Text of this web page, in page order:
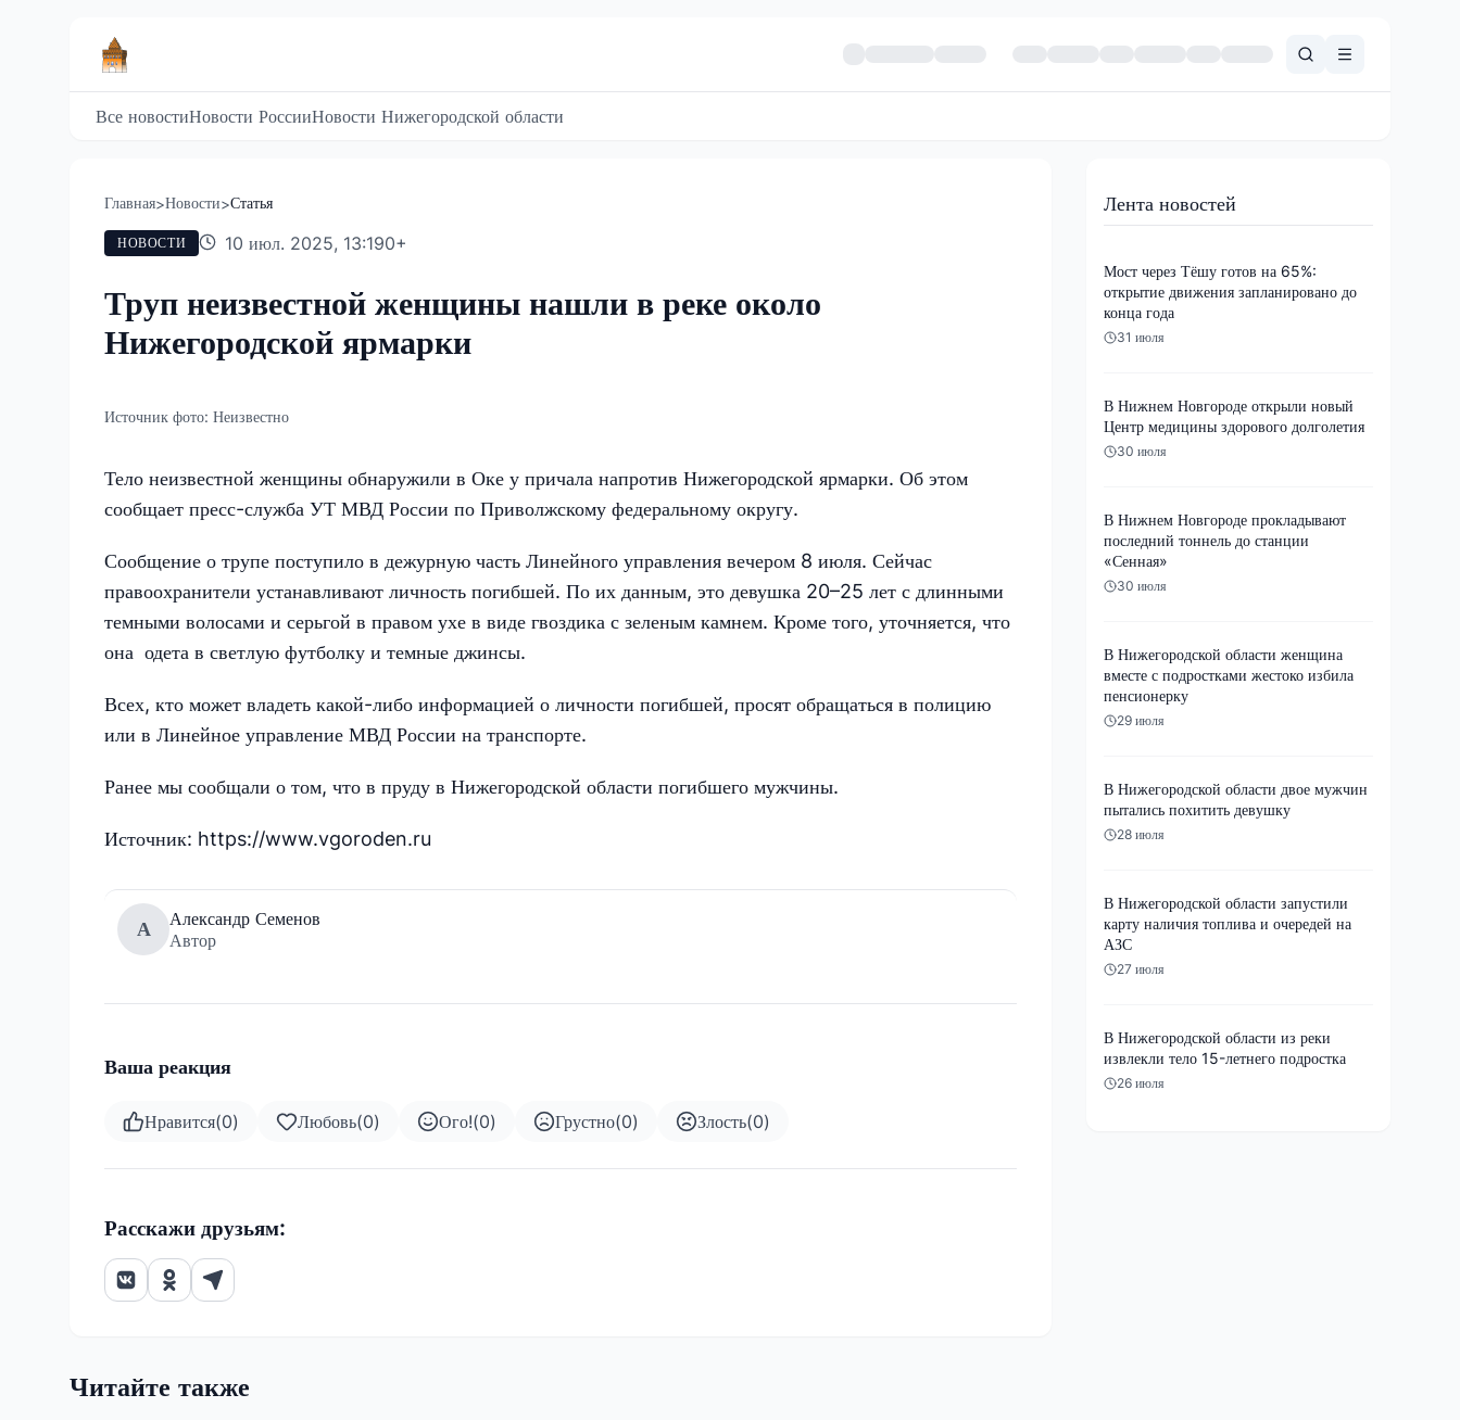
Все новостиНовости РоссииНовости Нижегородской области
Главная>Новости>Статья
НОВОСТИ 10 июл. 2025, 13:190+
Труп неизвестной женщины нашли в реке около
Нижегородской ярмарки
Источник фото: Неизвестно
Тело неизвестной женщины обнаружили в Оке у причала напротив Нижегородской ярмарки. Об этом
сообщает пресс-служба УТ МВД России по Приволжскому федеральному округу.
Сообщение о трупе поступило в дежурную часть Линейного управления вечером 8 июля. Сейчас
правоохранители устанавливают личность погибшей. По их данным, это девушка 20–25 лет с длинными
темными волосами и серьгой в правом ухе в виде гвоздика с зеленым камнем. Кроме того, уточняется, что
она одета в светлую футболку и темные джинсы.
Всех, кто может владеть какой-либо информацией о личности погибшей, просят обращаться в полицию
или в Линейное управление МВД России на транспорте.
Ранее мы сообщали о том, что в пруду в Нижегородской области погибшего мужчины.
Источник: https://www.vgoroden.ru
А
Александр Семенов
Автор
Ваша реакция
Нравится(0) Любовь(0) Ого!(0) Грустно(0) Злость(0)
Расскажи друзьям:
Читайте также
Лента новостей
Мост через Тёшу готов на 65%:
открытие движения запланировано до
конца года
31 июля
В Нижнем Новгороде открыли новый
Центр медицины здорового долголетия
30 июля
В Нижнем Новгороде прокладывают
последний тоннель до станции
«Сенная»
30 июля
В Нижегородской области женщина
вместе с подростками жестоко избила
пенсионерку
29 июля
В Нижегородской области двое мужчин
пытались похитить девушку
28 июля
В Нижегородской области запустили
карту наличия топлива и очередей на
АЗС
27 июля
В Нижегородской области из реки
извлекли тело 15-летнего подростка
26 июля